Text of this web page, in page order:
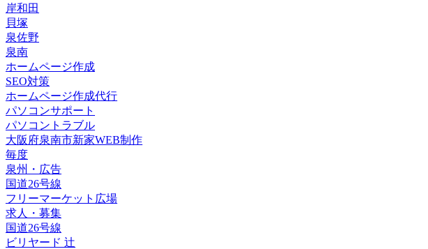
岸和田
貝塚
泉佐野
泉南
ホームページ作成
SEO対策
ホームページ作成代行
パソコンサポート
パソコントラブル
大阪府泉南市新家WEB制作
毎度
泉州・広告
国道26号線
フリーマーケット広場
求人・募集
国道26号線
ビリヤード 辻